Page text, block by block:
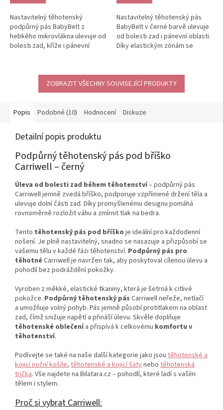
5
hvězdiček.
Nastavitelný těhotenský
podpůrný pás BabyBelt z
hebkého mikrovlákna ulevuje od
bolesti zad, kříže i pánevní
Nastavitelný těhotenský pás
BabyBelt v černé barvě ulevuje
od bolesti zad i pánevní oblasti.
Díky elastickým zónám se
ZOBRAZIT VŠECHNY SOUVISEJÍCÍ PRODUKTY
Popis Podobné (10) Hodnocení Diskuze
Detailní popis produktu
Podpůrný těhotenský pás pod bříško
Carriwell – černý
Úleva od bolesti zad během těhotenství– podpůrný pás
Carriwell jemně zvedá bříško, podporuje vzpřímené držení těla a
ulevuje dolní části zad. Díky promyšlenému designu pomáhá
rovnoměrně rozložit váhu a zmírnit tlak na bedra.
Tento těhotenský pás pod bříško je ideální pro každodenní
nošení. Je plně nastavitelný, snadno se nasazuje a přizpůsobí se
vašemu tělu v každé fázi těhotenství. Podpůrný pás pro
těhotné Carriwell je navržen tak, aby poskytoval cílenou úlevu a
pohodlí bez podráždění pokožky.
Vyroben z měkké, elastické tkaniny, která je šetrná k citlivé
pokožce. Podpůrný těhotenský pás Carriwell neřeže, netlačí
a umožňuje volný pohyb. Pás jemně působí protitlakem na oblast
zad, čímž snižuje napětí a přináší úlevu. Skvěle doplňuje
těhotenské oblečenía přispívá k celkovému komfortu v
těhotenství.
Podívejte se také na naše další kategorie jako jsou těhotenské a
kojicí noční košile, těhotenské a kojicí šatynebo těhotenská
trička. Vše najdete na Bilatara.cz – pohodlí, které ladí s vaším
tělem i stylem.
Proč si vybrat Carriwell: